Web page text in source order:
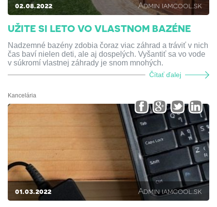
02.08.2022 Admin iamcool.sk
UŽITE SI LETO VO VLASTNOM BAZÉNE
Nadzemné bazény zdobia čoraz viac záhrad a tráviť v nich
čas baví nielen deti, ale aj dospelých. Vyšantiť sa vo vode
v súkromí vlastnej záhrady je snom mnohých.
Čítať ďalej
Kancelária
01.03.2022 Admin iamcool.sk